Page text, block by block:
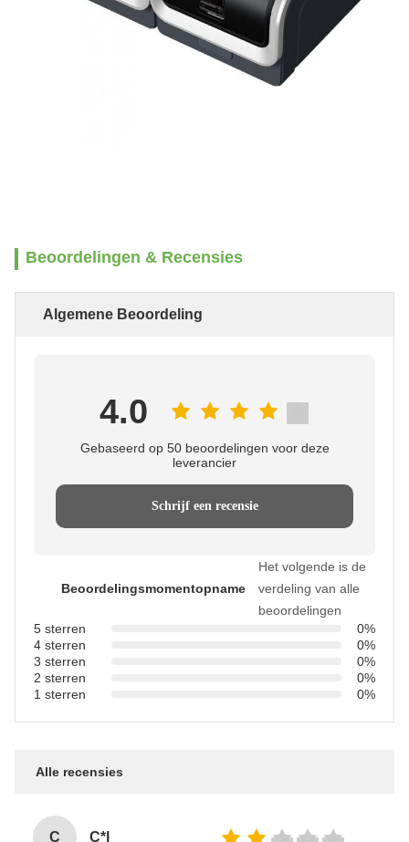
Beoordelingen & Recensies
Algemene Beoordeling
4.0
Gebaseerd op 50 beoordelingen voor deze
leverancier
Schrijf een recensie
Beoordelingsmomentopname
Het volgende is de
verdeling van alle
beoordelingen
5 sterren
0%
4 sterren
0%
3 sterren
0%
2 sterren
0%
1 sterren
0%
Alle recensies
C C*l